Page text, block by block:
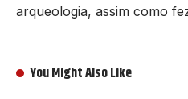
arqueologia, assim como
You Might Also Like